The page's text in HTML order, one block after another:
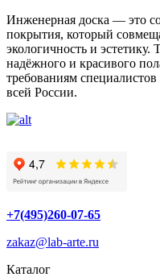
Инженерная доска — это
покрытия, который
экологичность и эстетику.
надёжного и красивого
требованиям
всей России.
+7(495)260-07-65
zakaz@lab-arte.ru
Каталог